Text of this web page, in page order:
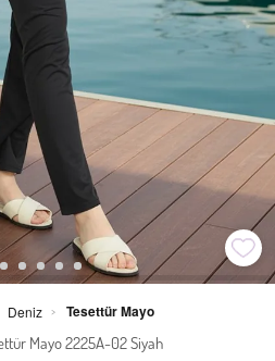
Deniz > Tesettür Mayo
Mayo 2225A-02 Siyah